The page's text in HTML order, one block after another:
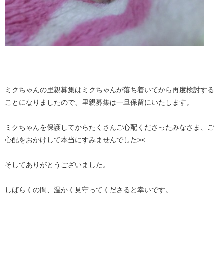
ミクちゃんの里親募集はミクちゃんが落ち着いてから再度検討する
ことになりましたので、里親募集は一旦保留にいたします。
ミクちゃんを保護してからたくさんご心配くださったみなさま、ご
心配をおかけして本当にすみませんでした><
そしてありがとうございました。
しばらくの間、温かく見守ってくださると幸いです。